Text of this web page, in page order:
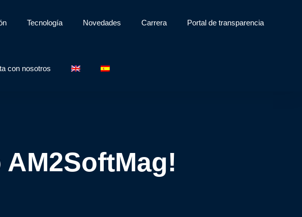
Tecnología Novedades Carrera Portal de transparencia
con nosotros